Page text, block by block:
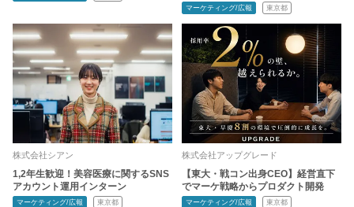
マーケティング/広報 東京都
株式会社シアン
1,2年生歓迎！美容医療に関するSNS
アカウント運用インターン
マーケティング/広報 東京都
株式会社アップグレード
【東大・戦コン出身CEO】経営直下
でマーケ戦略からプロダクト開発
マーケティング/広報 東京都